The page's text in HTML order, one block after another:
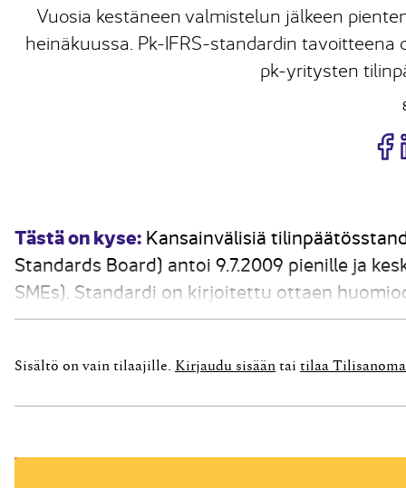
Vuosia kestäneen valmistelun jälkeen
heinäkuussa. Pk-IFRS-standardin
pk-yritysten
Tästä on kyse: Kansainvälisiä
Standards Board) antoi 9.7.2009 pienille ja
SMEs). Standardi on kirjoitettu ottaen
taloudellisen raportoinnin tavoitteet ja pk-
Sisältö on vain tilaajille. Kirjaudu sisään tai tilaa